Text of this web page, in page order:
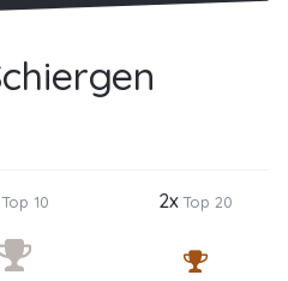
Top 10 2xTop 20